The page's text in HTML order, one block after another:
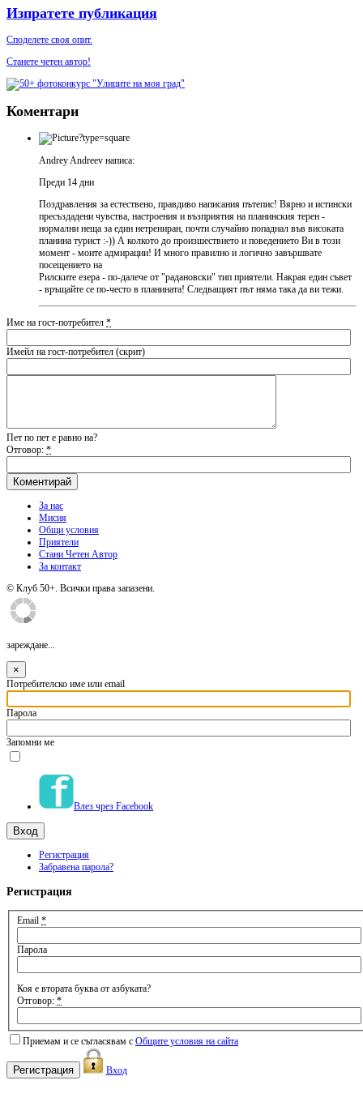
Изпратете публикация
Споделете своя опит.
Станете четен автор!
Коментари
Andrey Andreev написа:
Преди 14 дни
Поздравления за естествено, правдиво написания пътепис! Вярно и истински
пресъздадени чувства, настроения и възприятия на планинския терен -
нормални неща за един нетрениран, почти случайно попаднал във високата
планина турист :-)) А колкото до произшествието и поведението Ви в този
момент - моите адмирации! И много правилно и логично завършвате
посещението на
Рилските езера - по-далече от "радановски" тип приятели. Накрая един съвет
- връщайте се по-често в планината! Следващият път няма така да ви тежи.
Име на гост-потребител *
Имейл на гост-потребител (скрит)
Пет по пет е равно на?
Отговор: *
За нас
Мисия
Общи условия
Приятели
Стани Четен Автор
За контакт
© Клуб 50+. Всички права запазени.
зареждане...
×
Потребителско име или email
Парола
Запомни ме
Влез чрез Facebook
Регистрация
Забравена парола?
Регистрация
Email *
Парола
Коя е втората буква от азбуката?
Отговор: *
Приемам и се съгласявам с Общите условия на сайта
Вход